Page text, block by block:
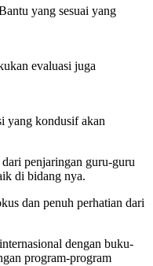
yang sesuai yang
evaluasi juga
yang kondusif akan
penjaringan guru-guru
di bidang nya.
dan penuh perhatian dari
dengan buku-
program-program